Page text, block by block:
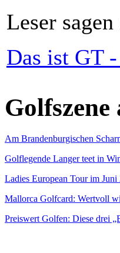
Leser
Das ist GT
Am Brandenburgischen
Golflegende Langer teet in
Ladies European Tour im
Mallorca Golfcard: Wertvoll
Preiswert Golfen: Diese drei